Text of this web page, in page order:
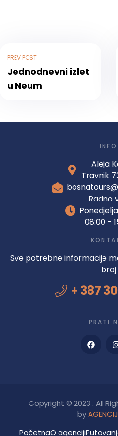
PREV POST
Jednodnevni izlet
u Neum
INFO
Aleja
Travnik
Radno
08:00 -
Sve potrebne informacije
broj
+ 387
PRATI
Copyright © 2023 . All
by
PočetnaO agenciji